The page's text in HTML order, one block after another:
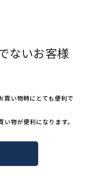
ないお客様
買い物時にとても便利で
物が便利になります。